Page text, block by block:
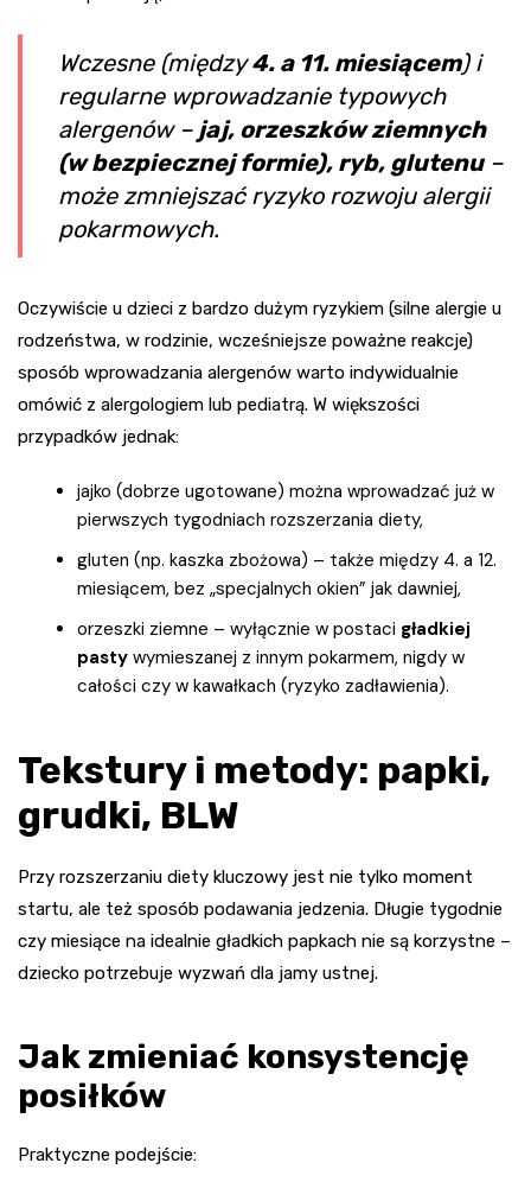
Wczesne (między4. a 11. miesiącem) i
regularne wprowadzanie typowych
alergenów – jaj, orzeszków ziemnych
(w bezpiecznej formie), ryb, glutenu–
może zmniejszać ryzyko rozwoju alergii
pokarmowych.
Oczywiście u dzieci z bardzo dużym ryzykiem (silne alergie u
rodzeństwa, w rodzinie, wcześniejsze poważne reakcje)
sposób wprowadzania alergenów warto indywidualnie
omówić z alergologiem lub pediatrą. W większości
przypadków jednak:
jajko (dobrze ugotowane) można wprowadzać już w
pierwszych tygodniach rozszerzania diety,
gluten (np. kaszka zbożowa) – także między 4. a 12.
miesiącem, bez „specjalnych okien” jak dawniej,
orzeszki ziemne – wyłącznie w postaci gładkiej
pasty wymieszanej z innym pokarmem, nigdy w
całości czy w kawałkach (ryzyko zadławienia).
Tekstury i metody: papki,
grudki, BLW
Przy rozszerzaniu diety kluczowy jest nie tylko moment
startu, ale też sposób podawania jedzenia. Długie tygodnie
czy miesiące na idealnie gładkich papkach nie są korzystne –
dziecko potrzebuje wyzwań dla jamy ustnej.
Jak zmieniać konsystencję
posiłków
Praktyczne podejście: